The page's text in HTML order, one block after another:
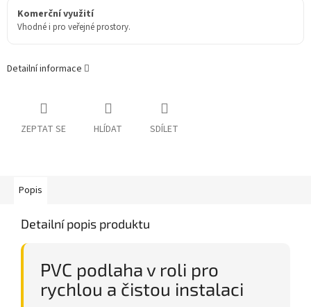
Komerční využití
Vhodné i pro veřejné prostory.
Detailní informace
ZEPTAT SE HLÍDAT SDÍLET
Popis
Detailní popis produktu
PVC podlaha v roli pro
rychlou a čistou instalaci